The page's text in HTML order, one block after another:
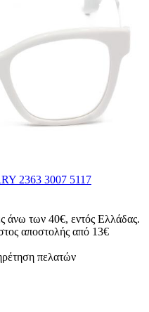
2363 3007 5117
άνω των 40€, εντός Ελλάδας.
αποστολής από 13€
πελατών